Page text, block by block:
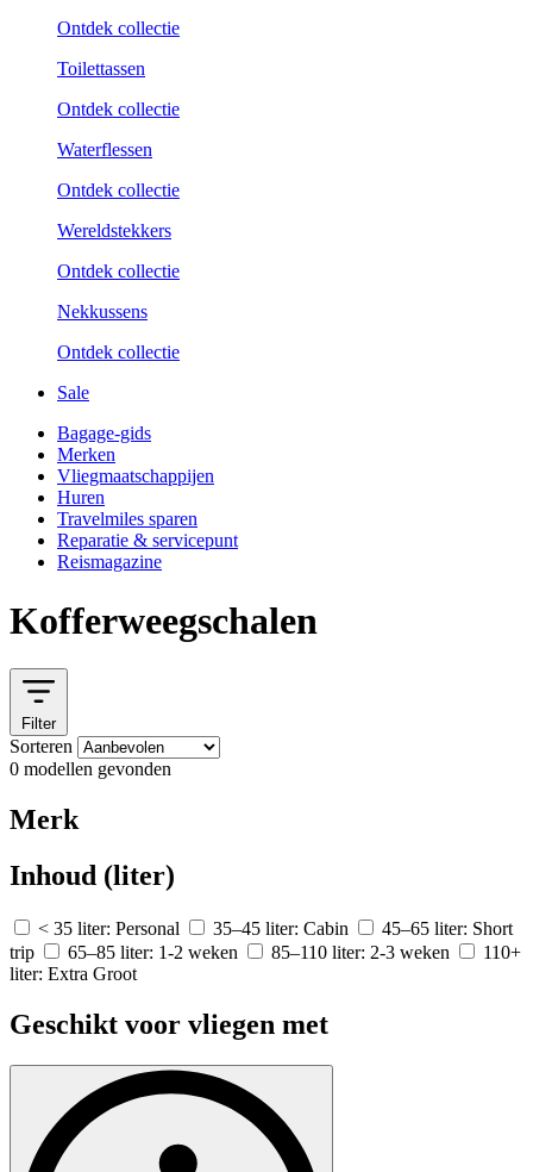
Ontdek collectie
Toilettassen
Ontdek collectie
Waterflessen
Ontdek collectie
Wereldstekkers
Ontdek collectie
Nekkussens
Ontdek collectie
Sale
Bagage-gids
Merken
Vliegmaatschappijen
Huren
Travelmiles sparen
Reparatie & servicepunt
Reismagazine
Kofferweegschalen
Filter
Sorteren
0 modellen gevonden
Merk
Inhoud (liter)
< 35 liter: Personal 35–45 liter: Cabin
45–65 liter: Short
trip
65–85 liter: 1-2 weken 85–110 liter: 2-3 weken
110+
liter: Extra Groot
Geschikt voor vliegen met